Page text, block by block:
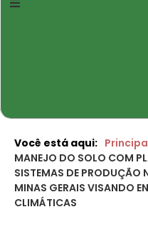
Você está aqui:
MANEJO DO SOLO COM
SISTEMAS DE PRODUÇÃO
MINAS GERAIS VISANDO
CLIMÁTICAS